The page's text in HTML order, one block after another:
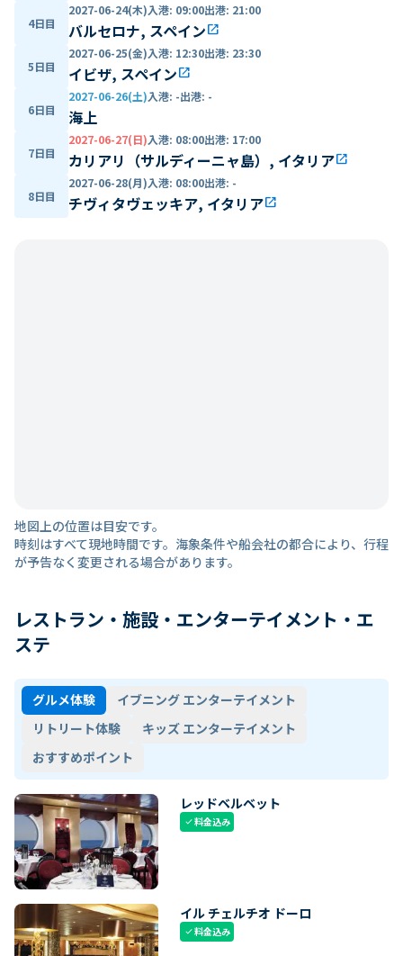
4日目
2027-06-24(木)入港: 09:00出港: 21:00
バルセロナ, スペインopen_in_new
5日目
2027-06-25(金)入港: 12:30出港: 23:30
イビザ, スペインopen_in_new
6日目
2027-06-26(土)入港: -出港: -
海上
7日目
2027-06-27(日)入港: 08:00出港: 17:00
カリアリ（サルディーニャ島）, イタリアopen_in_new
8日目
2027-06-28(月)入港: 08:00出港: -
チヴィタヴェッキア, イタリアopen_in_new
地図上の位置は目安です。
時刻はすべて現地時間です。海象条件や船会社の都合により、行程
が予告なく変更される場合があります。
レストラン・施設・エンターテイメント・エ
ステ
グルメ体験
イブニング エンターテイメント
リトリート体験
キッズ エンターテイメント
おすすめポイント
レッドベルベット
check料金込み
イル チェルチオ ドーロ
check料金込み